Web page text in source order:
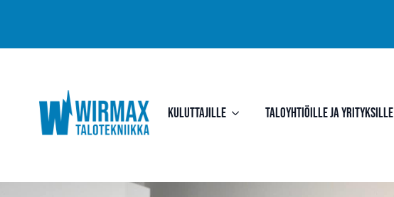
Kuluttajille Taloyhtiöille ja yrityksille